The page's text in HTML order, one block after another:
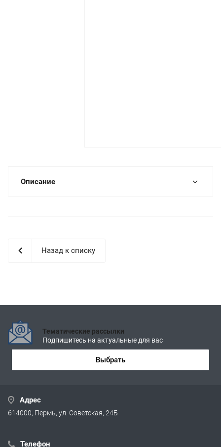
Описание
Назад к списку
Тематические рассылки
Подпишитесь на актуальные для вас
Выбрать
Адрес
614000, Пермь, ул. Советская, 24Б
Телефон